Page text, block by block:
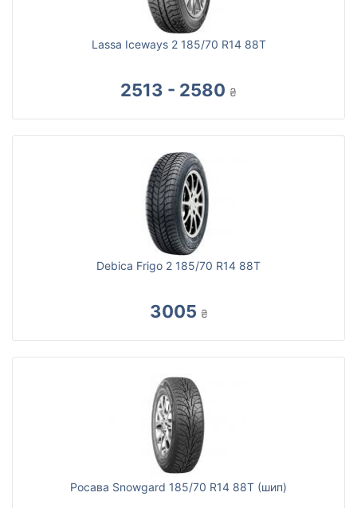
Lassa Iceways 2 185/70 R14 88T
2513 - 2580 ₴
Debica Frigo 2 185/70 R14 88T
3005 ₴
Росава Snowgard 185/70 R14 88T (шип)